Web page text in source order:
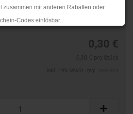
zusammen mit anderen Rabatten oder
Codes einlösbar.
wir wieder wie gewohnt. Aufgrund des
0,30 €